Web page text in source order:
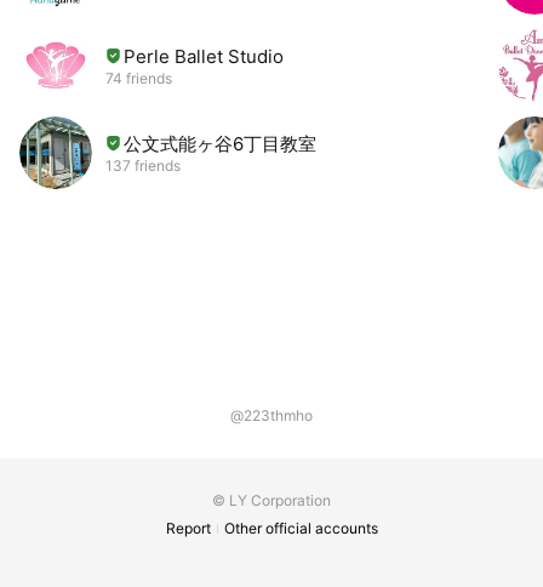
Perle Ballet Studio
74 friends
公文式能ヶ谷6丁目教室
137 friends
@223thmho
© LY Corporation
Report
Other official accounts